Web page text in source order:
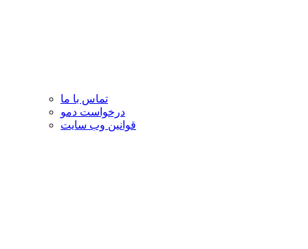
تماس با ما
درخواست دمو
قوانین وب سایت